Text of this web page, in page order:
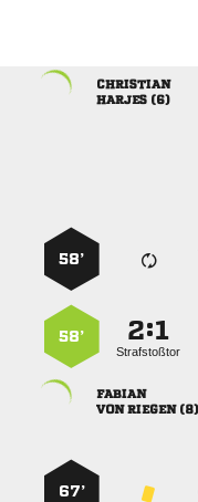

 
58’
:
Strafstoßtor
58’

  
67’